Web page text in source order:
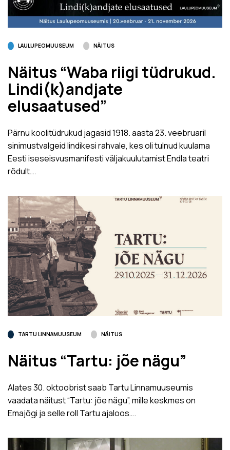
LAULUPEOMUUSEUM NÄITUS
Näitus “Waba riigi tüdrukud.
Lindi(k)andjate
elusaatused”
Pärnu koolitüdrukud jagasid 1918. aasta 23. veebruaril
sinimustvalgeid lindikesi rahvale, kes oli tulnud kuulama
Eesti iseseisvusmanifesti väljakuulutamist Endla teatri
rõdult….
TARTU LINNAMUUSEUM NÄITUS
Näitus “Tartu: jõe nägu”
Alates 30. oktoobrist saab Tartu Linnamuuseumis
vaadata näitust “Tartu: jõe nägu”, mille keskmes on
Emajõgi ja selle roll Tartu ajaloos….